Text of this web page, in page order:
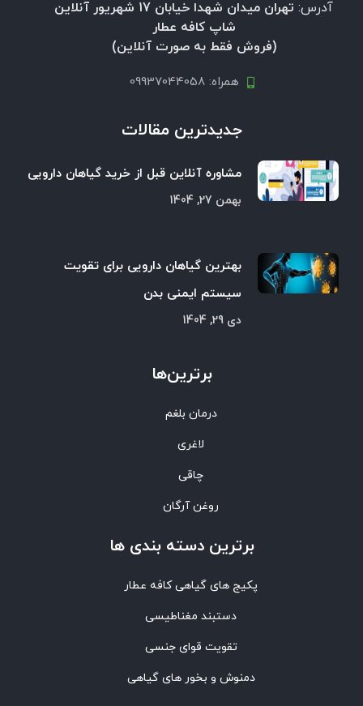
آدرس:
تهران میدان شهدا خیابان 17 شهریور آنلاین
شاپ کافه عطار
(فروش فقط به صورت آنلاین)
همراه: 09937044058
جدیدترین مقالات
مشاوره آنلاین قبل از خرید گیاهان دارویی
بهمن 27, 1404
بهترین گیاهان دارویی برای تقویت
سیستم ایمنی بدن
دی 29, 1404
برترین‌ها
درمان بلغم
لاغری
چاقی
روغن آرگان
برترین‌ دسته بندی ها
پکیج های گیاهی کافه عطار
دستبند مغناطیسی
تقویت قوای جنسی
دمنوش و بخور های گیاهی